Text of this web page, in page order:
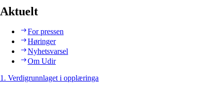
Aktuelt
For pressen
Høringer
Nyhetsvarsel
Om Udir
1. Verdigrunnlaget i opplæringa